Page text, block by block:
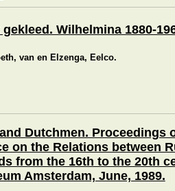
Wilhelmina 1880-
van en Elzenga, Eelco.
Dutchmen. Proceedings
on the Relations between
from the 16th to the 20th
Amsterdam, June, 1989.